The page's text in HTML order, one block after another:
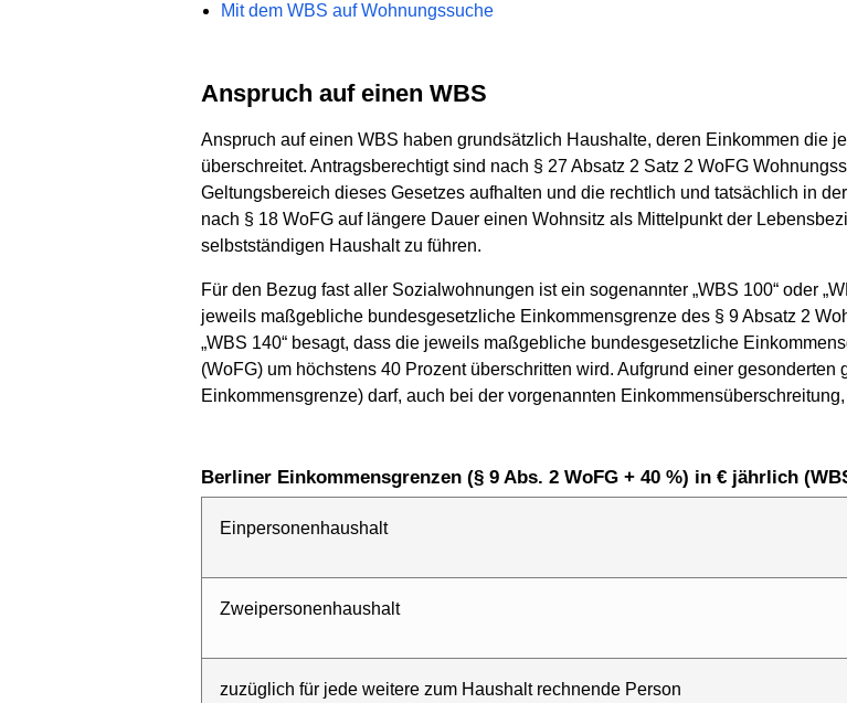
Mit dem WBS auf Wohnungssuche
Anspruch auf einen WBS
Anspruch auf einen WBS haben grundsätzlich Haushalte, deren Einkommen die
überschreitet. Antragsberechtigt sind nach § 27 Absatz 2 Satz 2 WoFG
Geltungsbereich dieses Gesetzes aufhalten und die rechtlich und tatsächlich in
nach § 18 WoFG auf längere Dauer einen Wohnsitz als Mittelpunkt der
selbstständigen Haushalt zu führen.
Für den Bezug fast aller Sozialwohnungen ist ein sogenannter „WBS 100“ oder
jeweils maßgebliche bundesgesetzliche Einkommensgrenze des § 9 Absatz 2
„WBS 140“ besagt, dass die jeweils maßgebliche bundesgesetzliche
(WoFG) um höchstens 40 Prozent überschritten wird. Aufgrund einer
Einkommensgrenze) darf, auch bei der vorgenannten
Berliner Einkommensgrenzen (§ 9 Abs. 2 WoFG + 40 %) in € jährlich
Einpersonenhaushalt
Zweipersonenhaushalt
zuzüglich für jede weitere zum Haushalt rechnende Person